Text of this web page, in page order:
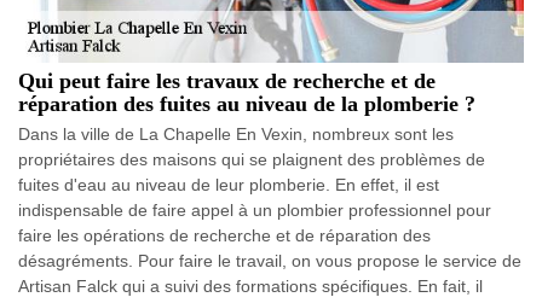
Qui peut faire les travaux de recherche et de
réparation des fuites au niveau de la plomberie ?
Dans la ville de La Chapelle En Vexin, nombreux sont les
propriétaires des maisons qui se plaignent des problèmes de
fuites d'eau au niveau de leur plomberie. En effet, il est
indispensable de faire appel à un plombier professionnel pour
faire les opérations de recherche et de réparation des
désagréments. Pour faire le travail, on vous propose le service de
Artisan Falck qui a suivi des formations spécifiques. En fait, il